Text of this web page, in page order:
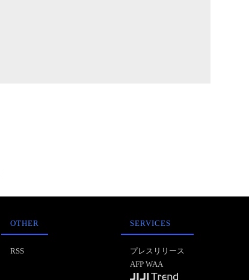
OTHER
RSS
SERVICES
プレスリリース
AFP WAA